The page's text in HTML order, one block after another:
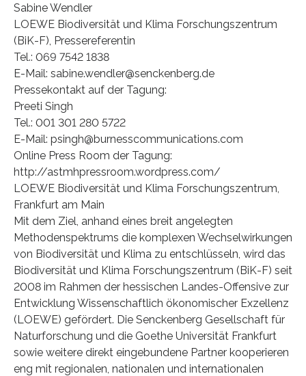
Sabine Wendler
LOEWE Biodiversität und Klima Forschungszentrum
(BiK-F), Pressereferentin
Tel.: 069 7542 1838
E-Mail: sabine.wendler@senckenberg.de
Pressekontakt auf der Tagung:
Preeti Singh
Tel.: 001 301 280 5722
E-Mail: psingh@burnesscommunications.com
Online Press Room der Tagung:
http://astmhpressroom.wordpress.com/
LOEWE Biodiversität und Klima Forschungszentrum,
Frankfurt am Main
Mit dem Ziel, anhand eines breit angelegten
Methodenspektrums die komplexen Wechselwirkungen
von Biodiversität und Klima zu entschlüsseln, wird das
Biodiversität und Klima Forschungszentrum (BiK-F) seit
2008 im Rahmen der hessischen Landes-Offensive zur
Entwicklung Wissenschaftlich ökonomischer Exzellenz
(LOEWE) gefördert. Die Senckenberg Gesellschaft für
Naturforschung und die Goethe Universität Frankfurt
sowie weitere direkt eingebundene Partner kooperieren
eng mit regionalen, nationalen und internationalen